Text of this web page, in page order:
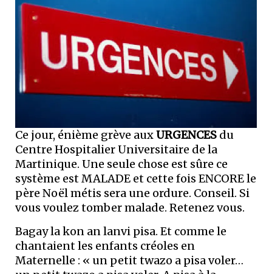
Ce jour, énième grève auxURGENCES du
Centre Hospitalier Universitaire de la
Martinique. Une seule chose est sûre ce
système est MALADE et cette fois ENCORE le
père Noël métis sera une ordure. Conseil. Si
vous voulez tomber malade. Retenez vous.
Bagay la kon an lanvi pisa. Et comme le
chantaient les enfants créoles en
Maternelle : « un petit twazo a pisa voler…